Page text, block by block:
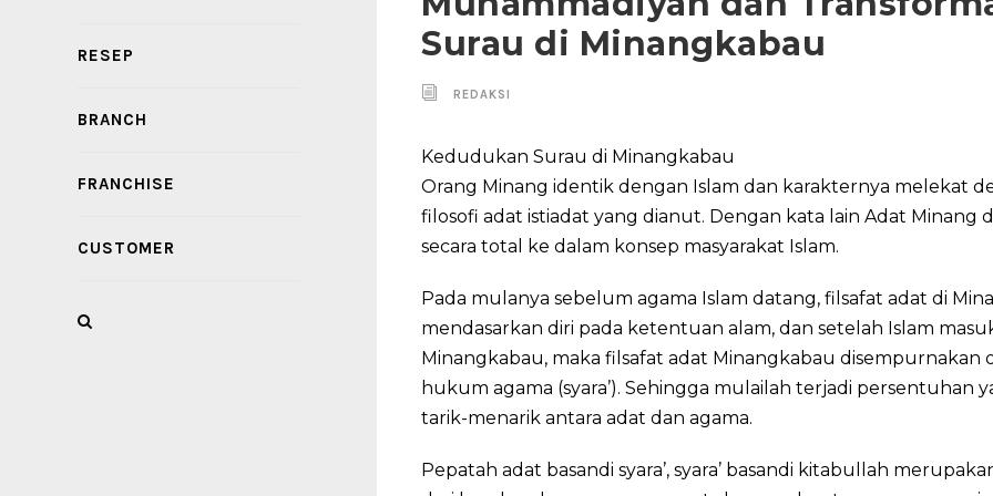
RESEP
BRANCH
FRANCHISE
CUSTOMER
Surau di Minangkabau
REDAKSI
Kedudukan Surau di Minangkabau
Orang Minang identik dengan Islam dan karakternya melekat
filosofi adat istiadat yang dianut. Dengan kata lain Adat Minang
secara total ke dalam konsep masyarakat Islam.
Pada mulanya sebelum agama Islam datang, filsafat adat di
mendasarkan diri pada ketentuan alam, dan setelah Islam
Minangkabau, maka filsafat adat Minangkabau disempurnakan
hukum agama (syara’). Sehingga mulailah terjadi persentuhan
tarik-menarik antara adat dan agama.
Pepatah adat basandi syara’, syara’ basandi kitabullah